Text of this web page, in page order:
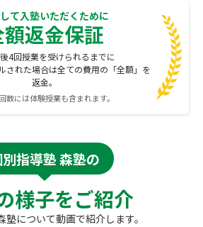
て入塾いただくために
返金保証
4回授業を受けられるまでに
された場合は全ての費用の「全額」を
返金。
数には体験授業も含まれます。
指導塾 森塾の
様子をご紹介
塾について動画で紹介します。